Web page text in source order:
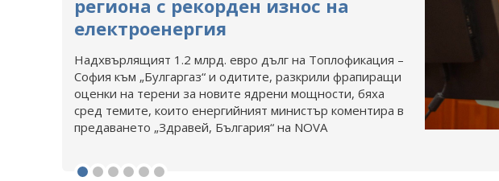
региона с рекорден износ на
електроенергия
Надхвърлящият 1.2 млрд. евро дълг на Топлофикация –
София към „Булгаргаз“ и одитите, разкрили фрапиращи
оценки на терени за новите ядрени мощности, бяха
сред темите, които енергийният министър коментира в
предаването „Здравей, България“ на NOVA